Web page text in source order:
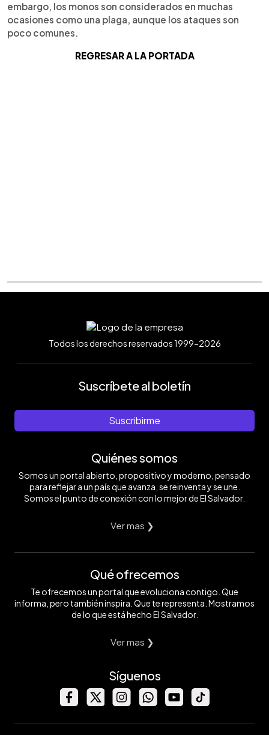
embargo, los monos son considerados en muchas
ocasiones como una plaga, aunque los ataques son
poco comunes.
REGRESAR A LA PORTADA
Todos los derechos reservados 1999-2026
Suscríbete al boletín
Suscribirme
Quiénes somos
Somos un portal abierto, propositivo y moderno, pensado
para reflejar a un país que avanza, se reinventa y se une.
Somos el punto de conexión con lo mejor de El Salvador.
Ver mas ❯
Qué ofrecemos
Te ofrecemos un portal que evoluciona contigo. Que
informa, pero también inspira. Que te representa. Mostramos
de lo que está hecho El Salvador.
Ver mas ❯
Síguenos